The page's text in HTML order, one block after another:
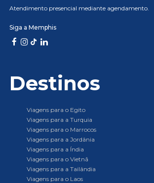
Atendimento presencial mediante agendamento.
Siga a Memphis
Destinos
Viagens para o Egito
Viagens para a Turquia
Viagens para o Marrocos
Viagens para a Jordânia
Viagens para a Índia
Viagens para o Vietnã
Viagens para a Tailândia
Viagens para o Laos